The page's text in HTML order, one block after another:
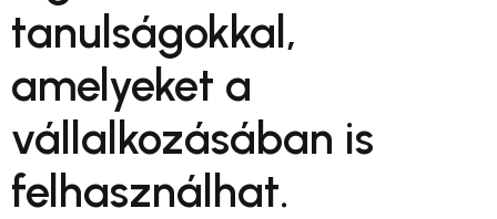
tanulságokkal,
amelyeket a
vállalkozásában is
felhasználhat.